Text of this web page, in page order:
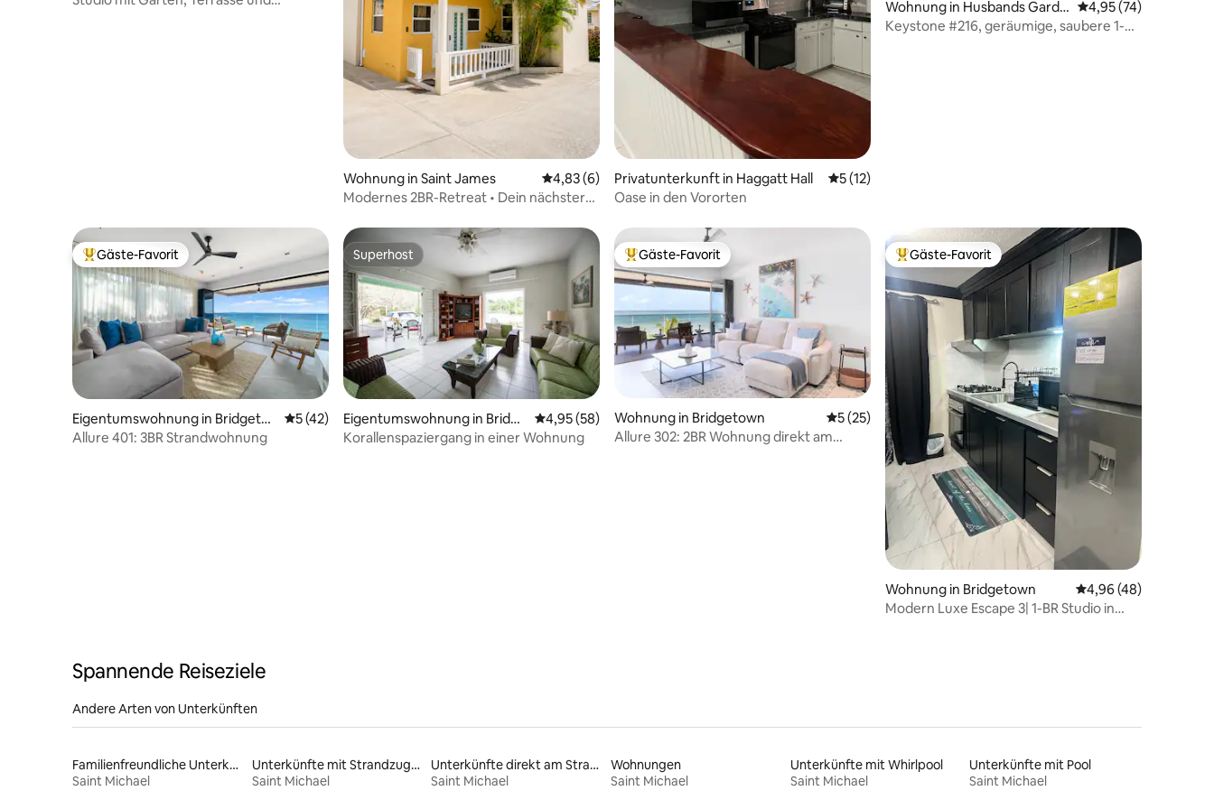
Wohnung in Saint James Durchschnittliche Bewertung: 4,83 von 5, 6 Bewertungen
4,83 (6)
Modernes 2BR-Retreat • Dein nächster
Privatunterkunft in Haggatt Hall Durchschnittliche Bewertung: 5 von 5, 12 Bewertungen
5 (12)
Oase in den Vororten
Wohnung in Husbands Garde
ns
Durchschnittliche
4,95 (74)
Keystone #216, geräumige, saubere 1-
Beliebter Gäste-Favorit.
Gäste-Favorit
Eigentumswohnung in Bridgeto
wn
Durchschnittliche Bewertung: 5 von 5, 42 Bewertungen
5 (42)
Allure 401: 3BR Strandwohnung
Superhost
Superhost
Eigentumswohnung in Bridge
town
Durchschnittliche Bewertung: 4,95 von 5, 58 Bewertungen
4,95 (58)
Korallenspaziergang in einer Wohnung
Beliebter Gäste-Favorit.
Gäste-Favorit
Wohnung in Bridgetown Durchschnittliche Bewertung: 5 von 5, 25 Bewertungen
5 (25)
Allure 302: 2BR Wohnung direkt am
Beliebter Gäste-Favorit.
Gäste-Favorit
Wohnung in Bridgetown Durchschnittliche
4,96 (48)
Modern Luxe Escape 3| 1-BR Studio in
Spannende Reiseziele
Andere Arten von Unterkünften
Familienfreundliche Unterkünfte
Saint Michael
Unterkünfte mit Strandzugang
Saint Michael
Unterkünfte direkt am Strand
Saint Michael
Wohnungen
Saint Michael
Unterkünfte mit Whirlpool
Saint Michael
Unterkünfte mit Pool
Saint Michael